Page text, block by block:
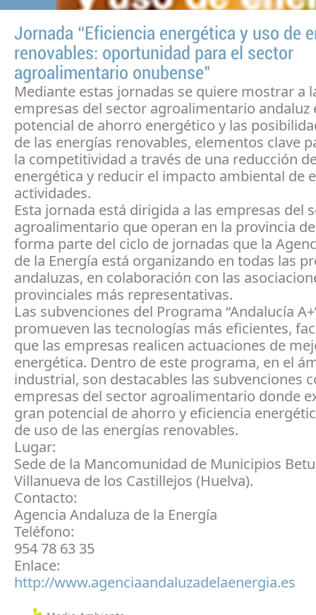
Jornada “Eficiencia energética y uso de
renovables: oportunidad para el sector
agroalimentario onubense"
Mediante estas jornadas se quiere mostrar a
empresas del sector agroalimentario andaluz
potencial de ahorro energético y las
de las energías renovables, elementos clave
la competitividad a través de una reducción
energética y reducir el impacto ambiental de
actividades.
Esta jornada está dirigida a las empresas del
agroalimentario que operan en la provincia
forma parte del ciclo de jornadas que la
de la Energía está organizando en todas las
andaluzas, en colaboración con las
provinciales más representativas.
Las subvenciones del Programa “Andalucía
promueven las tecnologías más eficientes,
que las empresas realicen actuaciones de
energética. Dentro de este programa, en el
industrial, son destacables las subvenciones
empresas del sector agroalimentario donde
gran potencial de ahorro y eficiencia
de uso de las energías renovables.
Lugar:
Sede de la Mancomunidad de Municipios
Villanueva de los Castillejos (Huelva).
Contacto:
Agencia Andaluza de la Energía
Teléfono:
954 78 63 35
Enlace:
http://www.agenciaandaluzadelaenergia.es